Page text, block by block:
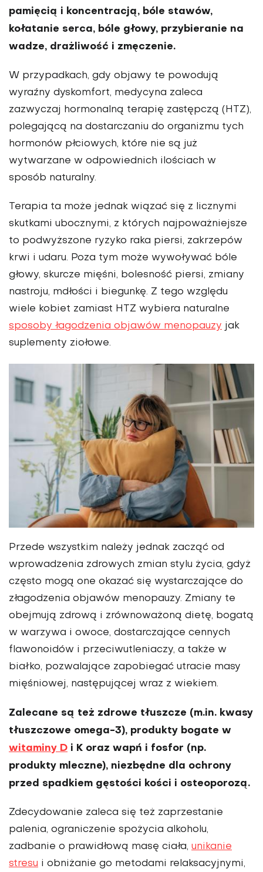
pamięcią i koncen­tracją, bóle stawów,
kołatanie serca, bóle głowy, przybieranie na
wadze, drażliwość i zmęczenie.
W przypad­kach, gdy objawy te powodują
wyraźny dyskomfort, medycyna zaleca
zazwyczaj hormonalną terapię zastępczą (HTZ),
polegającą na dostar­czaniu do organizmu tych
hormonów płciowych, które nie są już
wytwarzane w odpowiednich ilościach w
sposób naturalny.
Terapia ta może jednak wią­zać się z licznymi
skutkami ubocznymi, z których najpoważniejsze
to podwyż­szone ryzyko raka piersi, zakrzepów
krwi i udaru. Poza tym może wywoły­wać bóle
głowy, skurcze mięśni, bole­sność piersi, zmiany
nastroju, mdłości i biegunkę. Z tego względu
wiele ko­biet zamiast HTZ wybiera naturalne
sposoby łagodzenia objawów meno­pauzy jak
suplementy ziołowe.
Przede wszystkim należy jednak zacząć od
wprowadzenia zdrowych zmian stylu życia, gdyż
często mogą one okazać się wystarczające do
złago­dzenia objawów menopauzy. Zmiany te
obejmują zdrową i zrównoważoną dietę, bogatą
w warzywa i owoce, dostarczające cennych
flawonoidów i przeciwutleniaczy, a także w
białko, pozwalające zapobiegać utracie masy
mięśniowej, następującej wraz z wie­kiem.
Zalecane są też zdrowe tłuszcze (m.in. kwasy
tłuszczowe omega-3), pro­dukty bogate w
witaminy D i K oraz wapń i fosfor (np.
produkty mleczne), niezbędne dla ochrony
przed spad­kiem gęstości kości i osteoporozą.
Zdecydowanie zaleca się też zaprze­stanie
palenia, ograniczenie spożycia alkoholu,
zadbanie o prawidłową masę ciała, unikanie
stresu i obniżanie go metodami relaksacyjnymi,